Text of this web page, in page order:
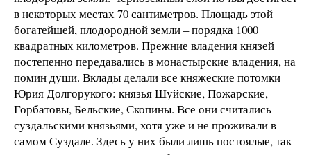
в некоторых местах 70 сантиметров. Площадь этой
богатейшей, плодородной земли – порядка 1000
квадратных километров. Прежние владения князей
постепенно передавались в монастырские владения, на
помин души. Вклады делали все княжеские потомки
Юрия Долгорукого: князья Шуйские, Пожарские,
Горбатовы, Бельские, Скопины. Все они считались
суздальскими князьями, хотя уже и не проживали в
самом Суздале. Здесь у них были лишь постоялые, так